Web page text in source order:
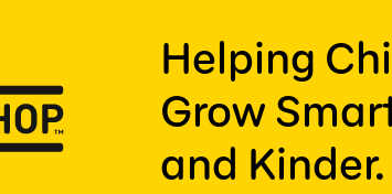
Helping
Grow
and Kinder.